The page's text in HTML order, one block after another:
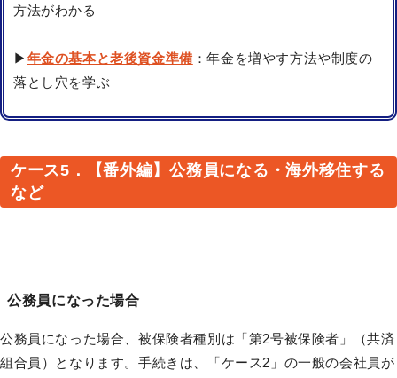
方法がわかる
▶ 年金の基本と老後資金準備 ：年金を増やす方法や制度の
落とし穴を学ぶ
ケース5．【番外編】公務員になる・海外移住する
など
公務員になった場合
公務員になった場合、被保険者種別は「第2号被保険者」（共済
組合員）となります。手続きは、「ケース2」の一般の会社員が